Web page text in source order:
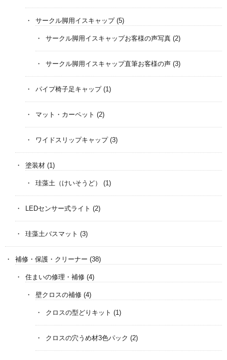
サークル脚用イスキャップ(5)
サークル脚用イスキャップお客様の声写真 (2)
サークル脚用イスキャップ直筆お客様の声 (3)
パイプ椅子足キャップ(1)
マット・カーペット (2)
ワイドスリップキャップ(3)
塗装材 (1)
珪藻土（けいそうど） (1)
LEDセンサー式ライト (2)
珪藻土バスマット (3)
補修・保護・クリーナー (38)
住まいの修理・補修 (4)
壁クロスの補修 (4)
クロスの型どりキット (1)
クロスの穴うめ材3色パック (2)